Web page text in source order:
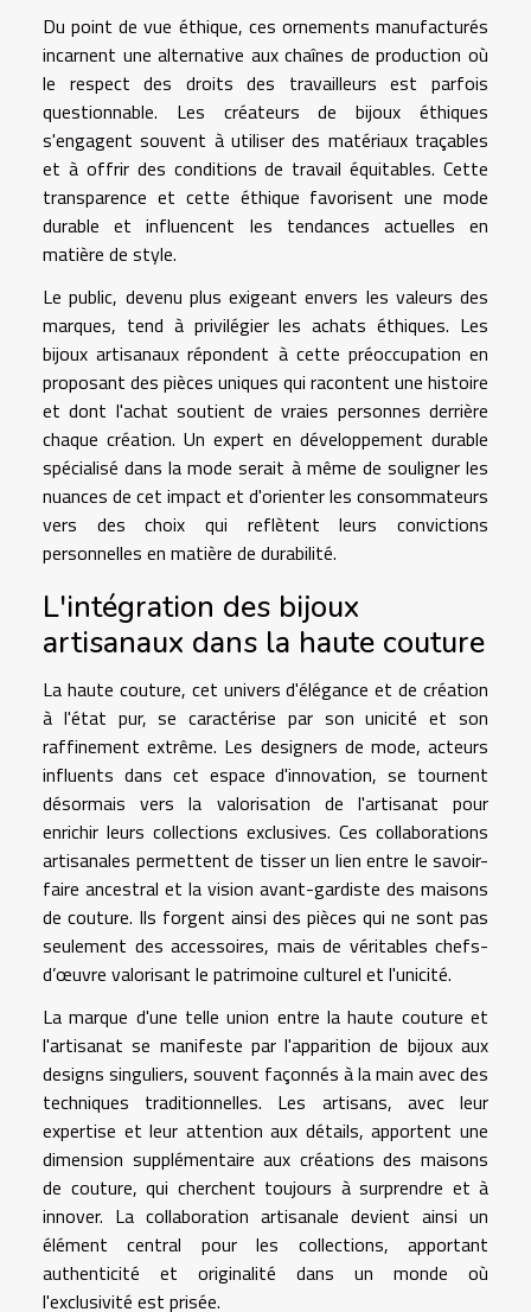
Du point de vue éthique, ces ornements manufacturés
incarnent une alternative aux chaînes de production où
le respect des droits des travailleurs est parfois
questionnable. Les créateurs de bijoux éthiques
s'engagent souvent à utiliser des matériaux traçables
et à offrir des conditions de travail équitables. Cette
transparence et cette éthique favorisent une mode
durable et influencent les tendances actuelles en
matière de style.
Le public, devenu plus exigeant envers les valeurs des
marques, tend à privilégier les achats éthiques. Les
bijoux artisanaux répondent à cette préoccupation en
proposant des pièces uniques qui racontent une histoire
et dont l'achat soutient de vraies personnes derrière
chaque création. Un expert en développement durable
spécialisé dans la mode serait à même de souligner les
nuances de cet impact et d'orienter les consommateurs
vers des choix qui reflètent leurs convictions
personnelles en matière de durabilité.
L'intégration des bijoux
artisanaux dans la haute couture
La haute couture, cet univers d'élégance et de création
à l'état pur, se caractérise par son unicité et son
raffinement extrême. Les designers de mode, acteurs
influents dans cet espace d'innovation, se tournent
désormais vers la valorisation de l'artisanat pour
enrichir leurs collections exclusives. Ces collaborations
artisanales permettent de tisser un lien entre le savoir-
faire ancestral et la vision avant-gardiste des maisons
de couture. Ils forgent ainsi des pièces qui ne sont pas
seulement des accessoires, mais de véritables chefs-
d’œuvre valorisant le patrimoine culturel et l'unicité.
La marque d'une telle union entre la haute couture et
l'artisanat se manifeste par l'apparition de bijoux aux
designs singuliers, souvent façonnés à la main avec des
techniques traditionnelles. Les artisans, avec leur
expertise et leur attention aux détails, apportent une
dimension supplémentaire aux créations des maisons
de couture, qui cherchent toujours à surprendre et à
innover. La collaboration artisanale devient ainsi un
élément central pour les collections, apportant
authenticité et originalité dans un monde où
l'exclusivité est prisée.